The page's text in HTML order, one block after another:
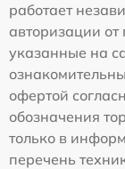
работает
авторизации
указанные на
офертой
обозначения
только в
перечень